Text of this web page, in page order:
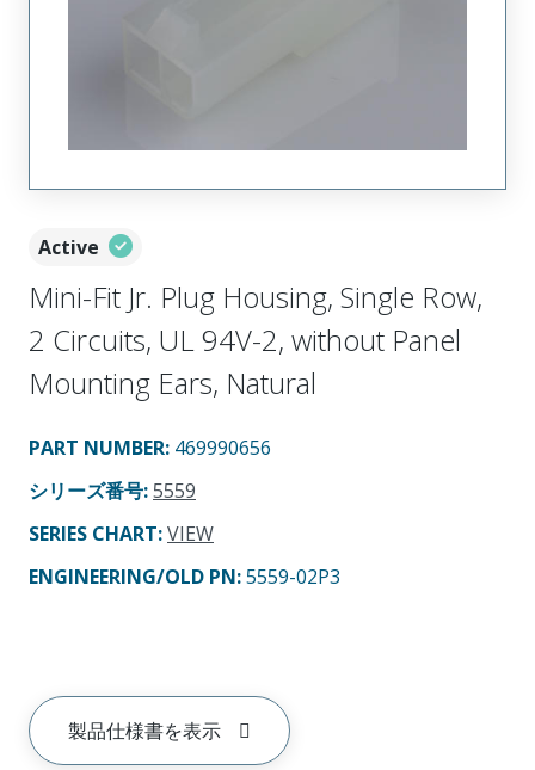
Active
Mini-Fit Jr. Plug Housing, Single Row,
2 Circuits, UL 94V-2, without Panel
Mounting Ears, Natural
PART NUMBER: 469990656
シリーズ番号:5559
SERIES CHART:VIEW
ENGINEERING/OLD PN:5559-02P3
製品仕様書を表示